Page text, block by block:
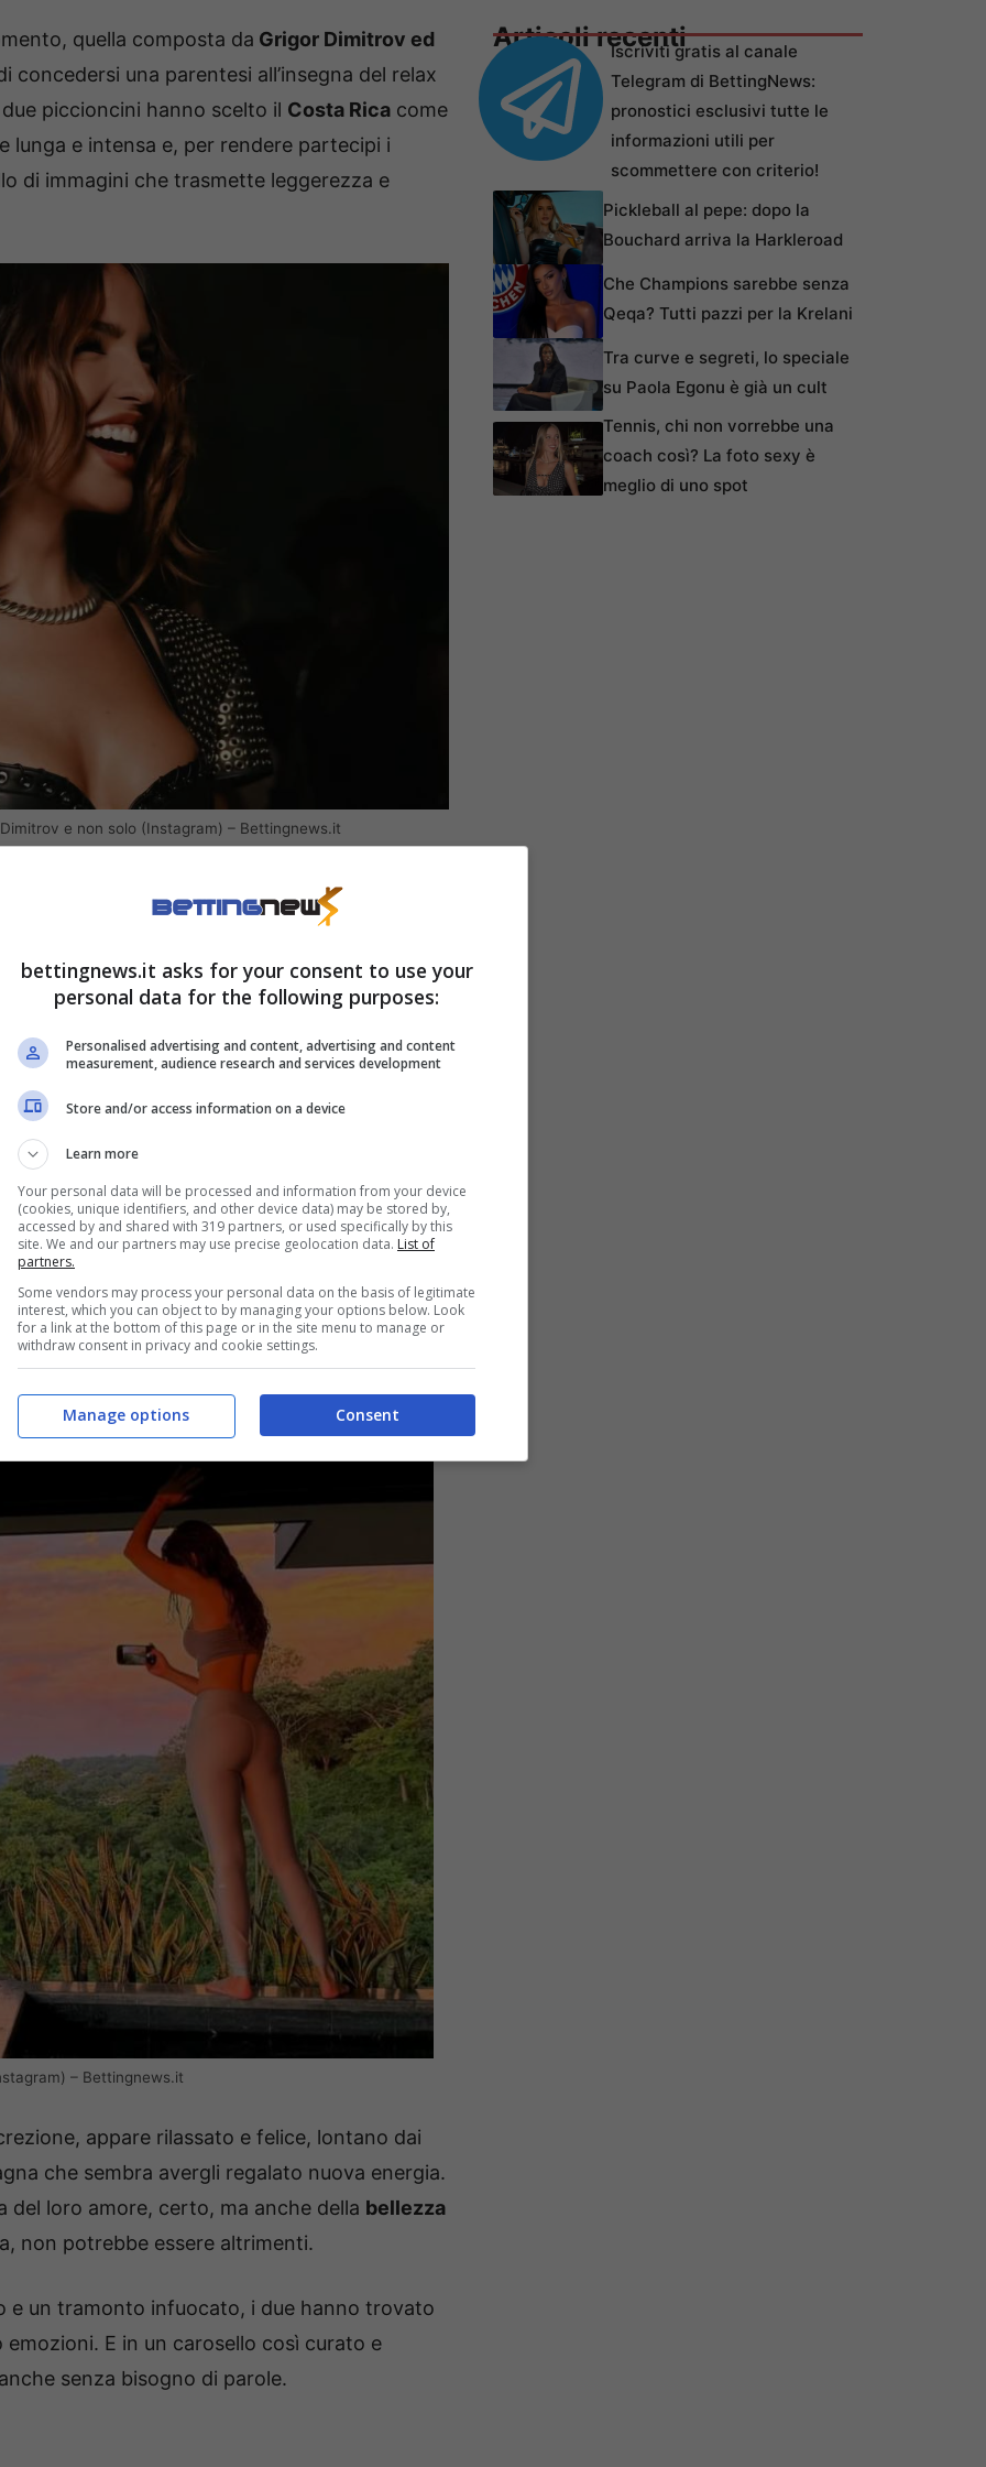
quella composta da Grigor Dimitrov ed
concedersi una parentesi all’insegna del relax
piccioncini hanno scelto il Costa Rica come
lunga e intensa e, per rendere partecipi i
di immagini che trasmette leggerezza e
e non solo (Instagram) – Bettingnews.it
ormai da diversi mesi, si mostrano
al tramonto, sorrisi spontanei, bagni nel
di tutti, manco a dirlo, è stata soprattutto
di scatti che hanno lasciatosenza fiatoi
dal sole: la Gonzalez ha sfoggiato look
ancora una volta come una delle
In uno degli scatti più condivisi la si
con indosso un leggings stretto come
che ne sottolinea le forme perfette.
e scorci da capogiro
in tanti hanno subito fatto doppio tap, che
amore e un pizzico di audacia.
– Bettingnews.it
appare rilassato e felice, lontano dai
che sembra avergli regalato nuova energia.
del loro amore, certo, ma anche della bellezza
non potrebbe essere altrimenti.
e un tramonto infuocato, i due hanno trovato
E in un carosello così curato e
senza bisogno di parole.
Articoli recentiIscriviti gratis al canale
Telegram di BettingNews:
pronostici esclusivi tutte le
informazioni utili per
scommettere con criterio!
Pickleball al pepe: dopo la
Bouchard arriva la Harkleroad
Che Champions sarebbe senza
Qeqa? Tutti pazzi per la Krelani
Tra curve e segreti, lo speciale
su Paola Egonu è già un cult
Tennis, chi non vorrebbe una
coach così? La foto sexy è
meglio di uno spot
bettingnews.it asks for your consent to use your
personal data for the following purposes:
Personalised advertising and content, advertising and content
measurement, audience research and services development
Store and/or access information on a device
Learn more
Your personal data will be processed and information from your device
(cookies, unique identifiers, and other device data) may be stored by,
accessed by and shared with 319 partners, or used specifically by this
site. We and our partners may use precise geolocation data. List of
partners.
Some vendors may process your personal data on the basis of legitimate
interest, which you can object to by managing your options below. Look
for a link at the bottom of this page or in the site menu to manage or
withdraw consent in privacy and cookie settings.
Consent
Manage options